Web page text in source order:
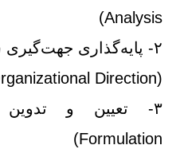
Analysis)
۲- پایه‌گذاری جهت‌گیری سازمانی
(
Direction)
Formulation)